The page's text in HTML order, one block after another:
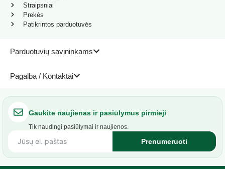
Parduotuvių savininkams
Pagalba / Kontaktai
Straipsniai
Prekės
Patikrintos parduotuvės
Gaukite naujienas ir pasiūlymus pirmieji
Tik naudingi pasiūlymai ir naujienos.
Prenumeruoti